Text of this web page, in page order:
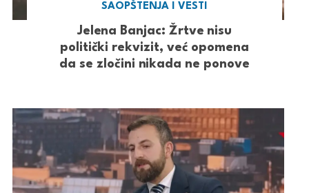
SAOPŠTENJA I VESTI
Jelena Banjac: Žrtve nisu
politički rekvizit, već opomena
da se zločini nikada ne ponove